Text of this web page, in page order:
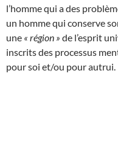
l’homme qui a des
un homme qui conserve
une « région » de l’esprit
inscrits des processus
pour soi et/ou pour autrui.